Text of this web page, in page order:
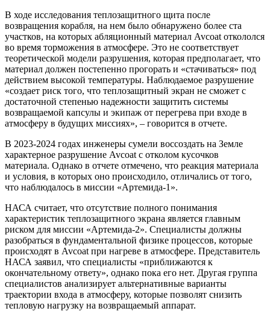
В ходе исследования теплозащитного щита после
возвращения корабля, на нем было обнаружено более ста
участков, на которых абляционный материал Avcoat откололся
во время торможения в атмосфере. Это не соответствует
теоретической модели разрушения, которая предполагает, что
материал должен постепенно прогорать и «стачиваться» под
действием высокой температуры. Наблюдаемое разрушение
«создает риск того, что теплозащитный экран не сможет с
достаточной степенью надежности защитить системы
возвращаемой капсулы и экипаж от перегрева при входе в
атмосферу в будущих миссиях», – говорится в отчете.
В 2023-2024 годах инженеры сумели воссоздать на Земле
характерное разрушение Avcoat с отколом кусочков
материала. Однако в отчете отмечено, что реакция материала
и условия, в которых оно происходило, отличались от того,
что наблюдалось в миссии «Артемида-1».
НАСА считает, что отсутствие полного понимания
характеристик теплозащитного экрана является главным
риском для миссии «Артемида-2». Специалисты должны
разобраться в фундаментальной физике процессов, которые
происходят в Avcoat при нагреве в атмосфере. Представитель
НАСА заявил, что специалисты «приближаются к
окончательному ответу», однако пока его нет. Другая группа
специалистов анализирует альтернативные варианты
траектории входа в атмосферу, которые позволят снизить
тепловую нагрузку на возвращаемый аппарат.